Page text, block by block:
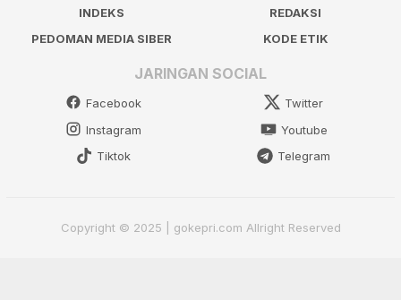
INDEKS
REDAKSI
PEDOMAN MEDIA SIBER
KODE ETIK
JARINGAN SOCIAL
Facebook
Twitter
Instagram
Youtube
Tiktok
Telegram
Copyright © 2025 | gokepri.com Allright Reserved